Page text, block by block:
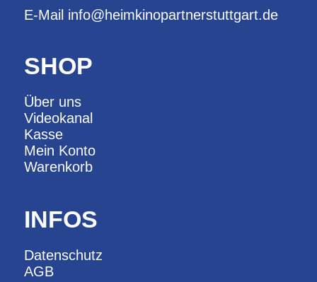
E-Mail info@heimkinopartnerstuttgart.de
SHOP
Über uns
Videokanal
Kasse
Mein Konto
Warenkorb
INFOS
Datenschutz
AGB